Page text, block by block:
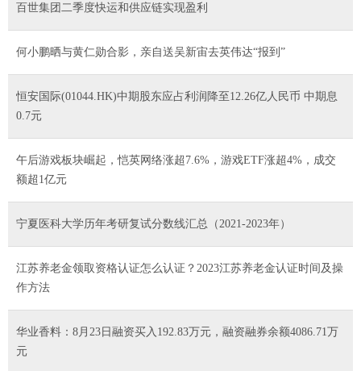
百世集团二季度快运和供应链实现盈利
何小鹏晒与黄仁勋合影，亲自送吴新宙去英伟达“报到”
恒安国际(01044.HK)中期股东应占利润降至12.26亿人民币 中期息
0.7元
午后游戏板块崛起，恺英网络涨超7.6%，游戏ETF涨超4%，成交
额超1亿元
宁夏医科大学历年考研复试分数线汇总（2021-2023年）
江苏养老金领取资格认证怎么认证？2023江苏养老金认证时间及操
作方法
华业香料：8月23日融资买入192.83万元，融资融券余额4086.71万
元